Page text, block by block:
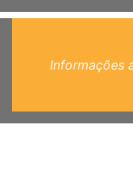
Informações